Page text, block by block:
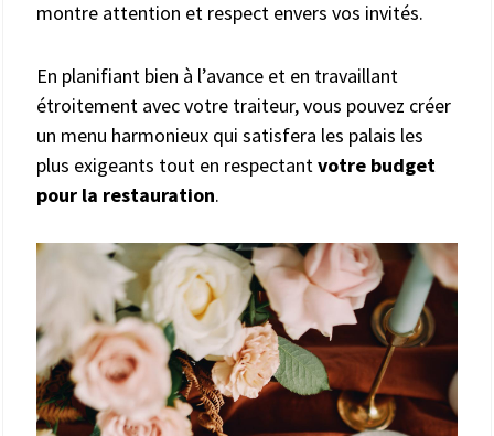
montre attention et respect envers vos invités.
En planifiant bien à l’avance et en travaillant
étroitement avec votre traiteur, vous pouvez créer
un menu harmonieux qui satisfera les palais les
plus exigeants tout en respectantvotre budget
pour la restauration.